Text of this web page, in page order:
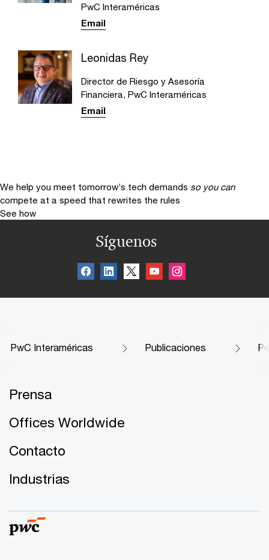
PwC Interaméricas
Email
Leonidas Rey
Director de Riesgo y Asesoría
Financiera, PwC Interaméricas
Email
We help you meet tomorrow’s tech demands so you can
compete at a speed that rewrites the rules
See how
Síguenos
PwC Interaméricas Publicaciones
Prensa
Offices Worldwide
Contacto
Industrias